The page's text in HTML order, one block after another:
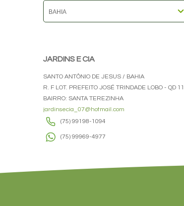
JARDINS E CIA
SANTO ANTÔNIO DE JESUS / BAHIA
R. F LOT. PREFEITO JOSÉ TRINDADE LOBO - QD
BAIRRO: SANTA TEREZINHA
jardinsecia_07@hotmail.com
(75) 99198-1094
(75) 99969-4977